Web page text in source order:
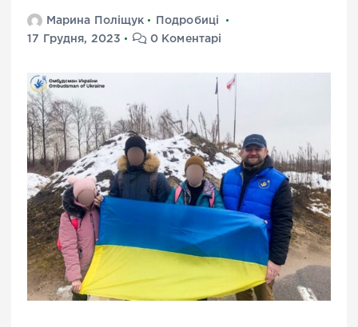
Марина Поліщук
Подробиці
17 Грудня, 2023
0 Коментарі